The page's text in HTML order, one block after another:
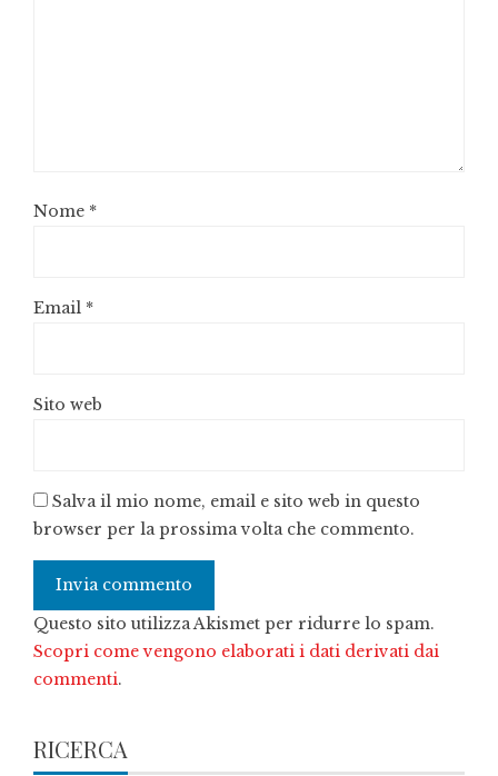
Nome *
Email *
Sito web
Salva il mio nome, email e sito web in questo
browser per la prossima volta che commento.
Questo sito utilizza Akismet per ridurre lo spam.
Scopri come vengono elaborati i dati derivati dai
commenti.
RICERCA